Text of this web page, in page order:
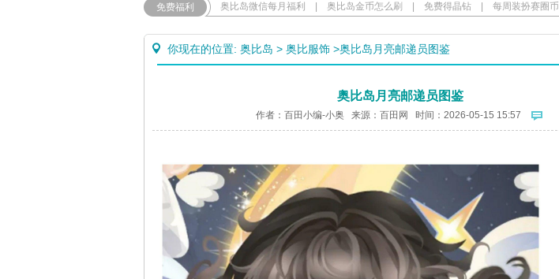
免费福利 奥比岛微信每月福利 奥比岛金币怎么刷 免费得晶钻 每周装扮赛圈币
你现在的位置: 奥比岛 > 奥比服饰 >奥比岛月亮邮递员图鉴
奥比岛月亮邮递员图鉴
作者：百田小编-小奥 来源： 百田网 时间：2026-05-15 15:57